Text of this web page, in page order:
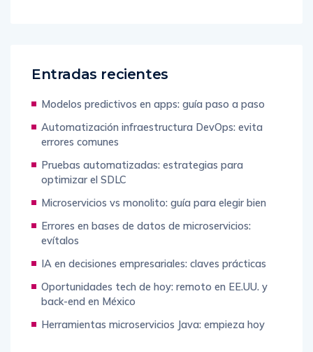
Entradas recientes
Modelos predictivos en apps: guía paso a paso
Automatización infraestructura DevOps: evita
errores comunes
Pruebas automatizadas: estrategias para
optimizar el SDLC
Microservicios vs monolito: guía para elegir bien
Errores en bases de datos de microservicios:
evítalos
IA en decisiones empresariales: claves prácticas
Oportunidades tech de hoy: remoto en EE.UU. y
back-end en México
Herramientas microservicios Java: empieza hoy